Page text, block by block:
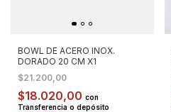
BOWL DE ACERO INOX.
DORADO 20 CM X1
$21.200,00
$18.020,00 con
Transferencia o depósito